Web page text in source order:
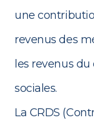
une
revenus des
les revenus
sociales.
La CRDS